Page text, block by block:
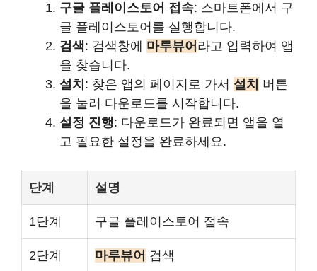
구글 플레이스토어 접속: 스마트폰에서 구
글 플레이스토어를 실행합니다.
검색: 검색창에 마루뷰어 라고 입력하여 앱
을 찾습니다.
설치 : 찾은 앱의 페이지로 가서 설치 버튼
을 눌러 다운로드를 시작합니다.
설정 진행: 다운로드가 완료되면 앱을 열
고 필요한 설정을 완료하세요.
단계 설명
1단계 구글 플레이스토어 접속
2단계 마루뷰어 검색